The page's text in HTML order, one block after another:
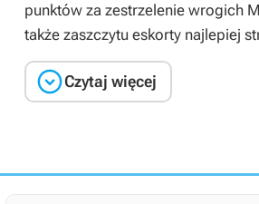
punktów za zestrzelenie wrogich
także zaszczytu eskorty najlepiej
Czytaj więcej